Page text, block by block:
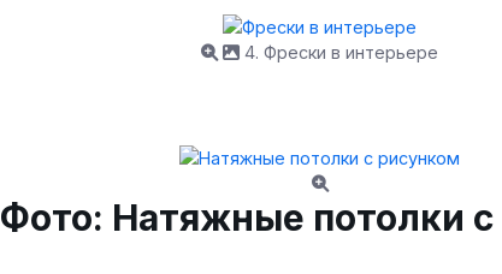
4. Фрески в интерьере
Фото: Натяжные потолки